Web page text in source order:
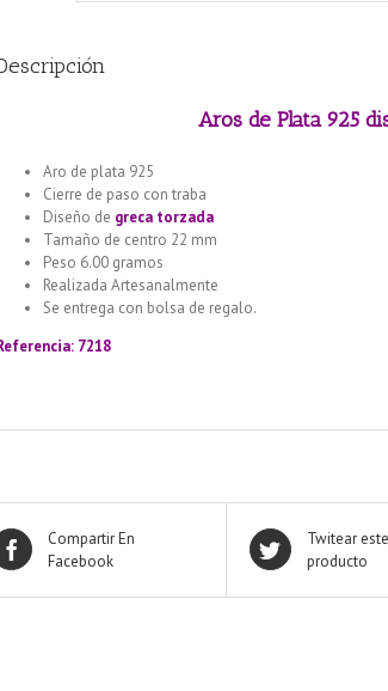
Aros de Plata 925
Aro de plata 925
Cierre de paso con traba
Diseño de greca torzada
Tamaño de centro 22 mm
Peso 6.00 gramos
Realizada Artesanalmente
Se entrega con bolsa de regalo.
7218
Compartir En
Facebook
Twitear este
producto